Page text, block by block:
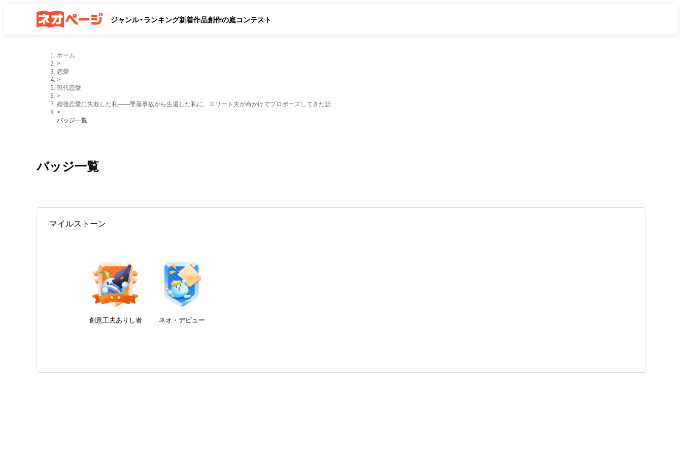
ジャンル ランキング新着作品創作の庭コンテスト
ホーム
>
恋愛
>
現代恋愛
>
婚後恋愛に失敗した私――墜落事故から生還した私に、エリート夫が命がけでプロポーズしてきた話
>
バッジ一覧
バッジ一覧
マイルストーン
創意工夫ありし者 ネオ・デビュー